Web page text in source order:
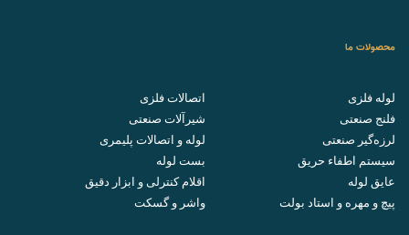
محصولات ما
لوله فلزی
اتصالات فلزی
فلنج صنعتی
شیرآلات صنعتی
لرزه‌گیر صنعتی
لوله و اتصالات پلیمری
سیستم اطفاء حریق
بست لوله
عایق لوله
اقلام کنترلی و ابزار دقیق
پیچ و مهره و استاد بولت
واشر و گسکت